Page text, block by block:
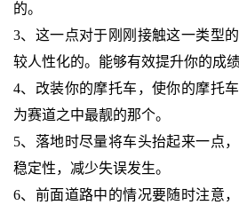
的。
3、这一点对于刚刚接触这一类型
较人性化的。能够有效提升你的成绩
4、改装你的摩托车，使你的摩托
为赛道之中最靓的那个。
5、落地时尽量将车头抬起来一点
稳定性，减少失误发生。
6、前面道路中的情况要随时注意